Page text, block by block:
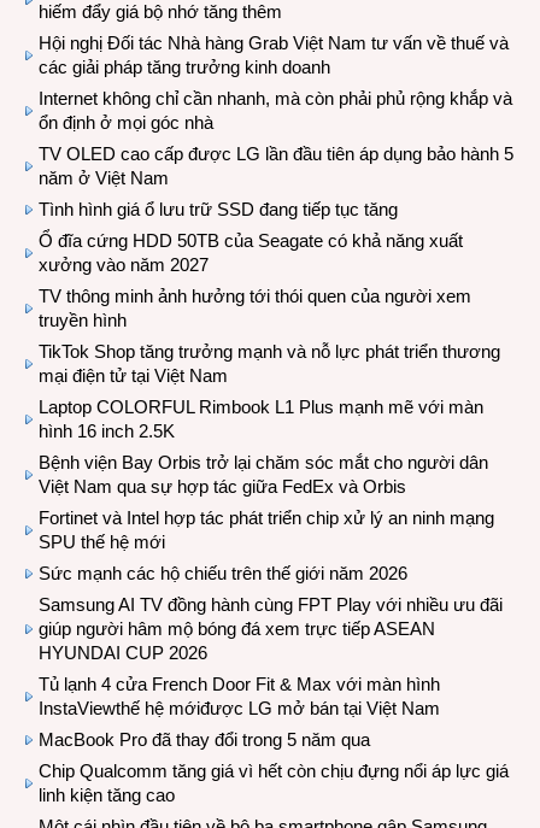
hiếm đẩy giá bộ nhớ tăng thêm
Hội nghị Đối tác Nhà hàng Grab Việt Nam tư vấn về thuế và
các giải pháp tăng trưởng kinh doanh
Internet không chỉ cần nhanh, mà còn phải phủ rộng khắp và
ổn định ở mọi góc nhà
TV OLED cao cấp được LG lần đầu tiên áp dụng bảo hành 5
năm ở Việt Nam
Tình hình giá ổ lưu trữ SSD đang tiếp tục tăng
Ổ đĩa cứng HDD 50TB của Seagate có khả năng xuất
xưởng vào năm 2027
TV thông minh ảnh hưởng tới thói quen của người xem
truyền hình
TikTok Shop tăng trưởng mạnh và nỗ lực phát triển thương
mại điện tử tại Việt Nam
Laptop COLORFUL Rimbook L1 Plus mạnh mẽ với màn
hình 16 inch 2.5K
Bệnh viện Bay Orbis trở lại chăm sóc mắt cho người dân
Việt Nam qua sự hợp tác giữa FedEx và Orbis
Fortinet và Intel hợp tác phát triển chip xử lý an ninh mạng
SPU thế hệ mới
Sức mạnh các hộ chiếu trên thế giới năm 2026
Samsung AI TV đồng hành cùng FPT Play với nhiều ưu đãi
giúp người hâm mộ bóng đá xem trực tiếp ASEAN
HYUNDAI CUP 2026
Tủ lạnh 4 cửa French Door Fit & Max với màn hình
InstaViewthế hệ mớiđược LG mở bán tại Việt Nam
MacBook Pro đã thay đổi trong 5 năm qua
Chip Qualcomm tăng giá vì hết còn chịu đựng nổi áp lực giá
linh kiện tăng cao